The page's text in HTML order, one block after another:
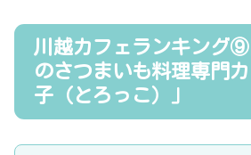
川越カフェランキング
のさつまいも料理専門
子（とろっこ）」